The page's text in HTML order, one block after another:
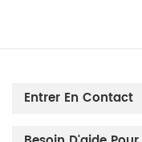
Entrer En Contact